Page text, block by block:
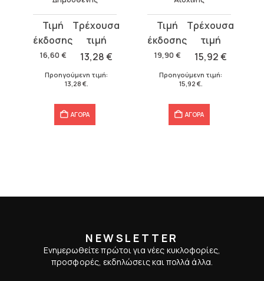
16,60 €
Original
price
was:
13,28€
τρέχουσα
τιμή
13,28 €.
Προηγούμενη τιμή:
13,28 €.
ΑΓΟΡΑ
19,90 €
Original
price
was:
15,92€
τρέχουσα
τιμή
15,92 €.
Προηγούμενη τιμή:
15,92 €.
ΑΓΟΡΑ
NEWSLETTER
Ενημερωθείτε πρώτοι για νέες κυκλοφορίες,
προσφορές, εκδηλώσεις και πολλά άλλα.